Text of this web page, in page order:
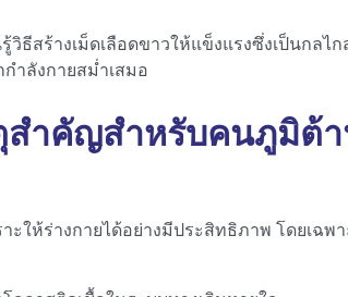
สร้างเม็ดเลือดขาวให้แข็งแรงซึ่งเป็นกล
ำลังกายสม่ำเสมอ
สำคัญสำหรับคนภูมิต้
ห้ร่างกายได้อย่างมีประสิทธิภาพ โดยเฉพ